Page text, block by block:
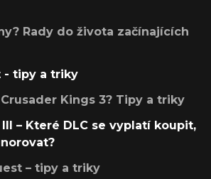
Rady do života začínajících
- tipy a triky
Kings 3? Tipy a triky
– Které DLC se vyplatí koupit,
– tipy a triky